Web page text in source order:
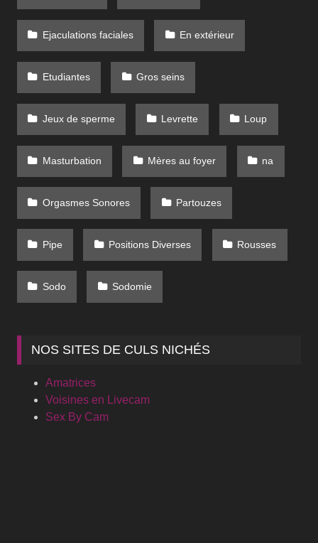
Ejaculations faciales En extérieur
Etudiantes Gros seins
Jeux de sperme Levrette Loup
Masturbation Mères au foyer na
Orgasmes Sonores Partouzes
Pipe Positions Diverses Rousses
Sodo Sodomie
NOS SITES DE CULS NICHÉS
Amatrices
Voisines en Livecam
Sex By Cam